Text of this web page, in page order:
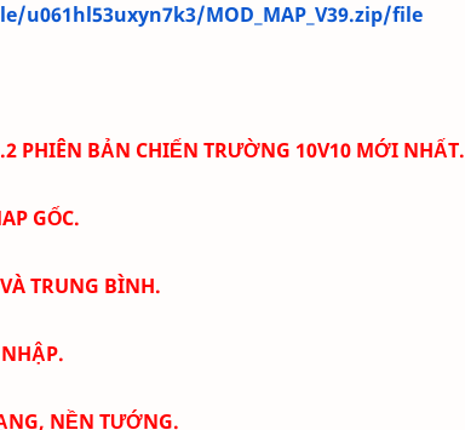
MOD_MAP_V39.zip/file
PHIÊN BẢN CHIẾN TRƯỜNG 10V10 MỚI NHẤT.
GỐC.
TRUNG BÌNH.
NỀN TƯỚNG.